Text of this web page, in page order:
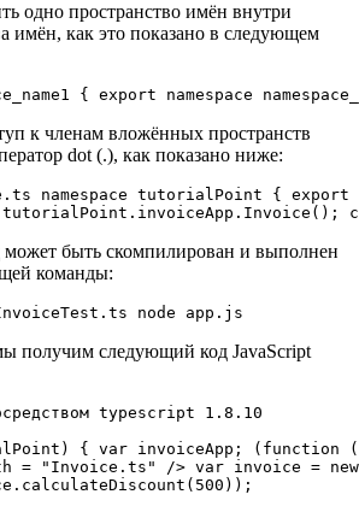
одно пространство имён внутри
имён, как это показано в следующем
к членам вложённых пространств
dot (.), как показано ниже:
namespace tutorialPoint {
быть скомпилирован и выполнен
команды:
получим следующий код JavaScript
typescript 1.8.10
{ var invoiceApp;
= "Invoice.ts" /> var invoice =